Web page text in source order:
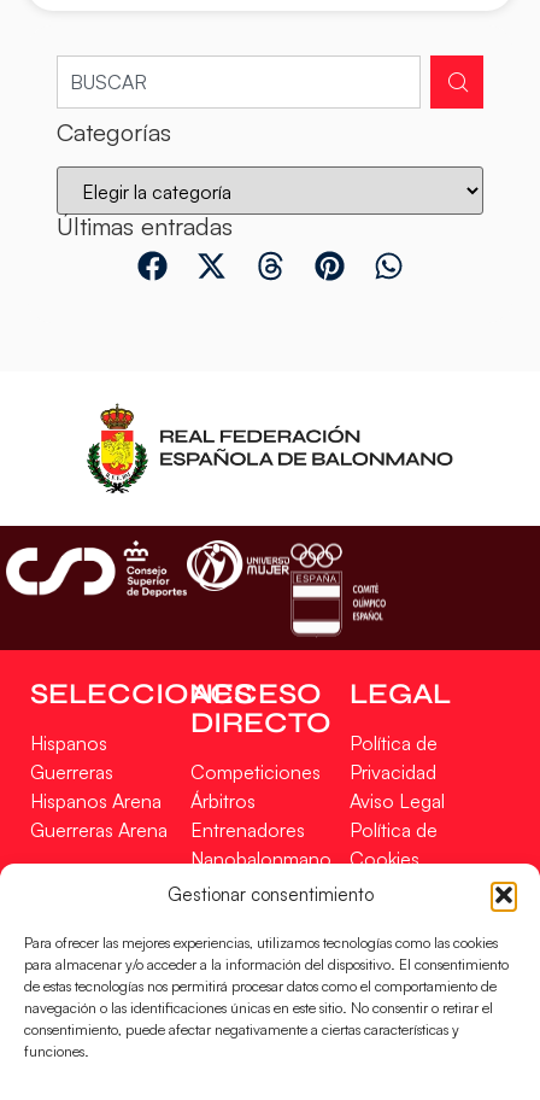
Gestionar consentimiento
Para ofrecer las mejores experiencias, utilizamos tecnologías como las cookies
para almacenar y/o acceder a la información del dispositivo. El consentimiento
de estas tecnologías nos permitirá procesar datos como el comportamiento de
navegación o las identificaciones únicas en este sitio. No consentir o retirar el
consentimiento, puede afectar negativamente a ciertas características y
funciones.
Categorías
Últimas entradas
SELECCIONES
Hispanos
Guerreras
Hispanos Arena
Guerreras Arena
ACCESO
DIRECTO
Competiciones
Árbitros
Entrenadores
Nanobalonmano
Tienda
LEGAL
Política de
Privacidad
Aviso Legal
Política de
Cookies
Mapa Web
Incidencias
CONTACTO
EN
FINANCIADO